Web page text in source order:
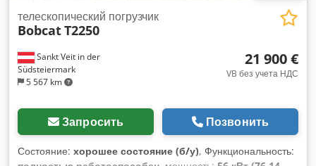
Sankt Veit in der
Südsteiermark
5 567 km
телескопический погрузчик
BobcatT2250
21 900 €
VB без учета НДС
Запросить Позвонить
Состояние: хорошее состояние (б/у), Функциональность: